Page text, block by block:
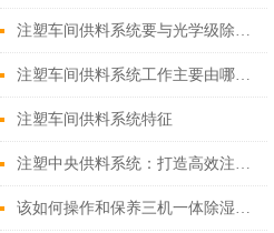
注塑车间供料系统要与光学级除湿干燥机配合使用
注塑车间供料系统工作主要由哪些步骤来完成？
注塑车间供料系统特征
注塑中央供料系统：打造高效注塑车间的基石
该如何操作和保养三机一体除湿干燥机